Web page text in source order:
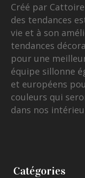
Créé par
des tendances
vie et à son
tendances
pour une
équipe sillonne
et européens
couleurs qui
dans nos
Catégories